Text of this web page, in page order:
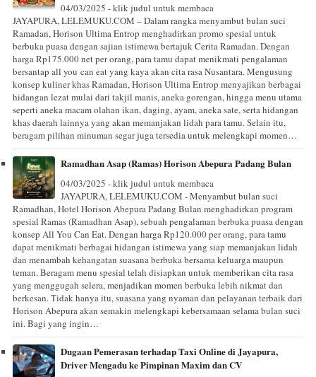
04/03/2025 - klik judul untuk membaca
JAYAPURA, LELEMUKU.COM – Dalam rangka menyambut bulan suci
Ramadan, Horison Ultima Entrop menghadirkan promo spesial untuk
berbuka puasa dengan sajian istimewa bertajuk Cerita Ramadan. Dengan
harga Rp175.000 net per orang, para tamu dapat menikmati pengalaman
bersantap all you can eat yang kaya akan cita rasa Nusantara. Mengusung
konsep kuliner khas Ramadan, Horison Ultima Entrop menyajikan berbagai
hidangan lezat mulai dari takjil manis, aneka gorengan, hingga menu utama
seperti aneka macam olahan ikan, daging, ayam, aneka sate, serta hidangan
khas daerah lainnya yang akan memanjakan lidah para tamu. Selain itu,
beragam pilihan minuman segar juga tersedia untuk melengkapi momen…
Ramadhan Asap (Ramas) Horison Abepura Padang Bulan
04/03/2025 - klik judul untuk membaca
JAYAPURA, LELEMUKU.COM - Menyambut bulan suci
Ramadhan, Hotel Horison Abepura Padang Bulan menghadirkan program
spesial Ramas (Ramadhan Asap), sebuah pengalaman berbuka puasa dengan
konsep All You Can Eat. Dengan harga Rp120.000 per orang, para tamu
dapat menikmati berbagai hidangan istimewa yang siap memanjakan lidah
dan menambah kehangatan suasana berbuka bersama keluarga maupun
teman. Beragam menu spesial telah disiapkan untuk memberikan cita rasa
yang menggugah selera, menjadikan momen berbuka lebih nikmat dan
berkesan. Tidak hanya itu, suasana yang nyaman dan pelayanan terbaik dari
Horison Abepura akan semakin melengkapi kebersamaan selama bulan suci
ini. Bagi yang ingin…
Dugaan Pemerasan terhadap Taxi Online di Jayapura,
Driver Mengadu ke Pimpinan Maxim dan CV